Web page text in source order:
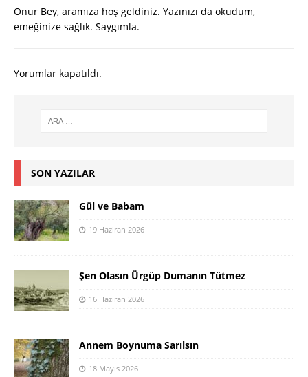
Onur Bey, aramıza hoş geldiniz. Yazınızı da okudum,
emeğinize sağlık. Saygımla.
Yorumlar kapatıldı.
SON YAZILAR
Gül ve Babam
19 Haziran 2026
Şen Olasın Ürgüp Dumanın Tütmez
16 Haziran 2026
Annem Boynuma Sarılsın
18 Mayıs 2026